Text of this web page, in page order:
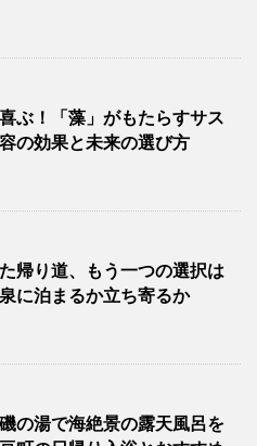
ぶ！「藻」がもたらすサス
の効果と未来の選び方
帰り道、もう一つの選択は
に泊まるか立ち寄るか
の湯で海絶景の露天風呂を